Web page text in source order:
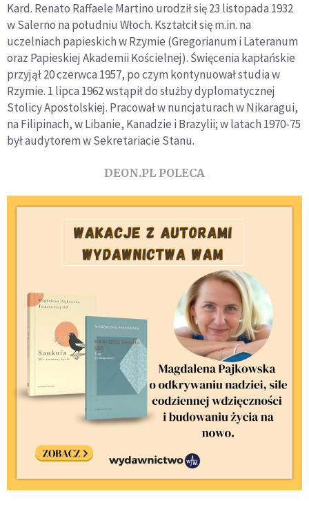
Kard. Renato Raffaele Martino urodził się 23 listopada 1932
w Salerno na południu Włoch. Kształcił się m.in. na
uczelniach papieskich w Rzymie (Gregorianum i Lateranum
oraz Papieskiej Akademii Kościelnej). Święcenia kapłańskie
przyjął 20 czerwca 1957, po czym kontynuował studia w
Rzymie. 1 lipca 1962 wstąpił do służby dyplomatycznej
Stolicy Apostolskiej. Pracował w nuncjaturach w Nikaragui,
na Filipinach, w Libanie, Kanadzie i Brazylii; w latach 1970-75
był audytorem w Sekretariacie Stanu.
DEON.PL POLECA